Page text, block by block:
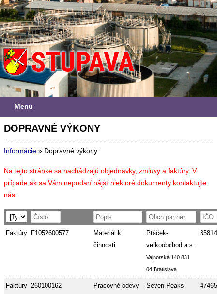
Menu
DOPRAVNÉ VÝKONY
Informácie » Dopravné výkony
Na tejto stránke sa nachádzajú objednávky, zmluvy a faktúry. V
prípade ak sa Vám nepodarí nájsť niektoré dokumenty kontaktujte
nás.
Faktúry F1052600577
Materiál k
činnosti
Ptáček-
veľkoobchod a.s.
Vajnorská 140 831
04 Bratislava
Faktúry 260100162 Pracovné odevy
Seven Peaks